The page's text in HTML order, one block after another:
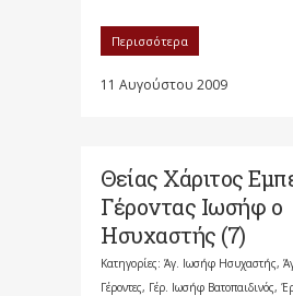
Περισσότερα
11 Αυγούστου 2009
Θείας Χάριτος
Γέροντας Ιωσήφ ο
Ησυχαστής (7)
Κατηγορίες: Άγ. Ιωσήφ Ησυχαστής,
Γέροντες, Γέρ. Ιωσήφ Βατοπαιδινός,